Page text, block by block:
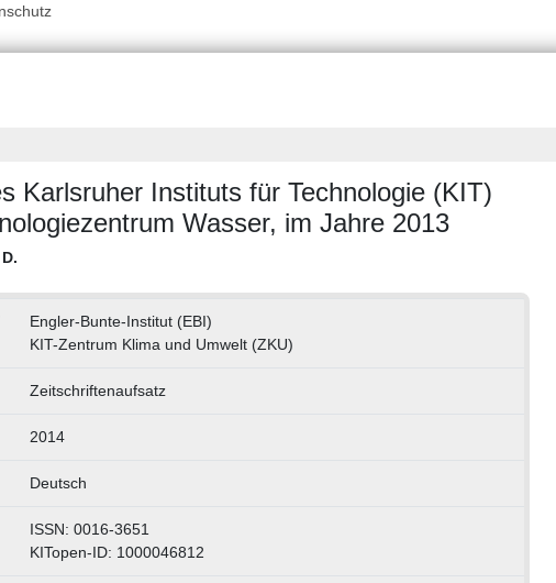
Karlsruher Instituts für Technologie (KIT)
Wasser, im Jahre 2013
Engler-Bunte-Institut (EBI)
KIT-Zentrum Klima und Umwelt (ZKU)
Zeitschriftenaufsatz
2014
Deutsch
ISSN: 0016-3651
KITopen-ID: 1000046812